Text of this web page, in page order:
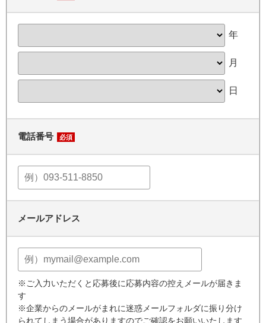
年
月
日
電話番号 必須
メールアドレス
※ご入力いただくと応募後に応募内容の控えメールが届きま
す
※企業からのメールがまれに迷惑メールフォルダに振り分け
られてしまう場合がありますのでご確認をお願いいたします